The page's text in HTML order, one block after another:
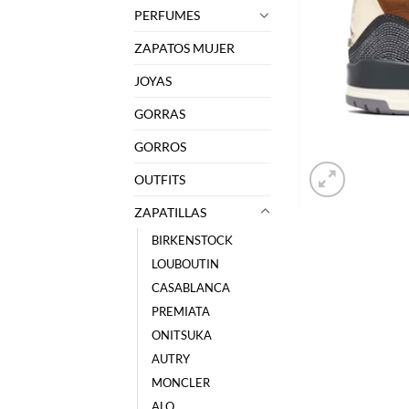
PERFUMES
ZAPATOS MUJER
JOYAS
GORRAS
GORROS
OUTFITS
ZAPATILLAS
BIRKENSTOCK
LOUBOUTIN
CASABLANCA
PREMIATA
ONITSUKA
AUTRY
MONCLER
ALO